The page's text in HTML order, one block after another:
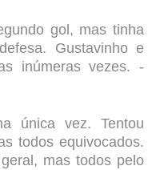
gol, mas tinha
Gustavinho e
inúmeras vezes. -
única vez. Tentou
todos equivocados.
mas todos pelo